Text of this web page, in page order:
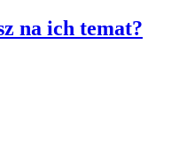
na ich temat?